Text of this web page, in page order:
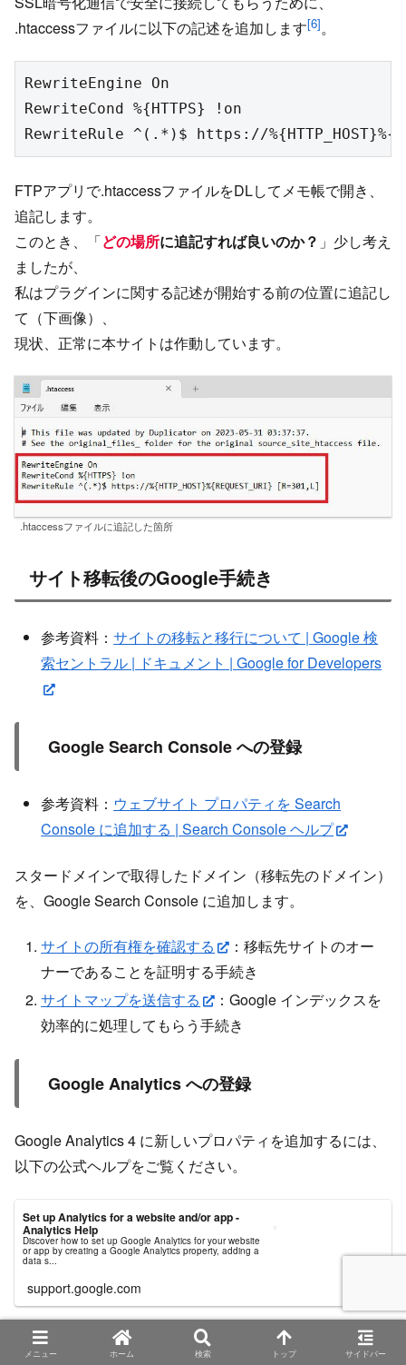
.htaccessファイルに以下の記述を追加します[6]。
RewriteEngine On
RewriteCond %{HTTPS} !on
RewriteRule ^(.*)$ https://
FTPアプリで.htaccessファイルをDLしてメモ帳で開き、
追記します。
このとき、「どの場所に追記すれば良いのか？ 」少し考え
ましたが、
私はプラグインに関する記述が開始する前の位置に追記し
て（下画像）、
現状、正常に本サイトは作動しています。
.htaccessファイルに追記した箇所
サイト移転後のGoogle手続き
参考資料：サイトの移転と移行について | Google 検
索セントラル | ドキュメント | Google for Developers
Google Search Console への登録
参考資料： ウェブサイト プロパティを Search
Console に追加する | Search Console ヘルプ
スタードメインで取得したドメイン（移転先のドメイン）
を、Google Search Console に追加します。
サイトの所有権を確認する
：移転先サイトのオー
ナーであることを証明する手続き
サイトマップを送信する
：Google インデックスを
効率的に処理してもらう手続き
Google Analytics への登録
Google Analytics 4 に新しいプロパティを追加するには、
以下の公式ヘルプをご覧ください。
Set up Analytics for a website and/or app -
Analytics Help
Discover how to set up Google Analytics for your website
or app by creating a Google Analytics property, adding a
data s...
support.google.com
旧サイトのドメインを新サイトのドメイン
メニュー ホーム 検索 トップ サイドバー